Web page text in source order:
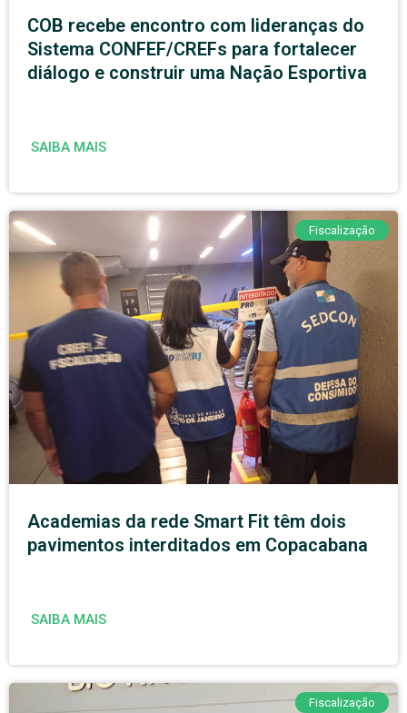
COB recebe encontro com lideranças do
Sistema CONFEF/CREFs para fortalecer
diálogo e construir uma Nação Esportiva
SAIBA MAIS
Fiscalização
Academias da rede Smart Fit têm dois
pavimentos interditados em Copacabana
SAIBA MAIS
Fiscalização